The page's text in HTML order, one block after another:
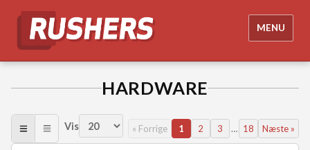
MENU
HARDWARE
Vis « Forrige 1 2 3 … 18 Næste »